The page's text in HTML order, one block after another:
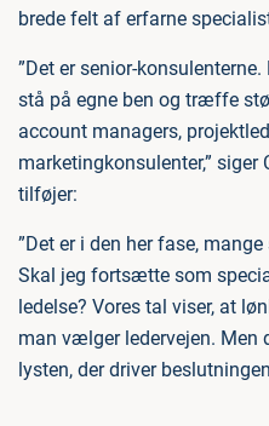
brede felt af erfarne
”Det er senior-
stå på egne ben og træffe
account managers,
marketingkonsulenter,”
tilføjer:
”Det er i den her fase,
Skal jeg fortsætte som
ledelse? Vores tal viser, at
man vælger ledervejen.
lysten, der driver